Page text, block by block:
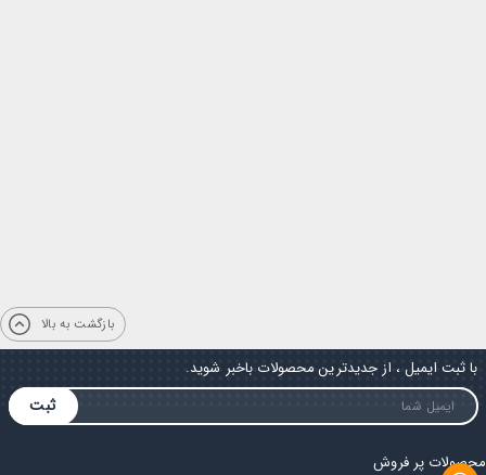
بازگشت به بالا
با ثبت ایمیل ، از جدیدترین محصولات باخبر شوید.
ثبت
محصولات پر فروش